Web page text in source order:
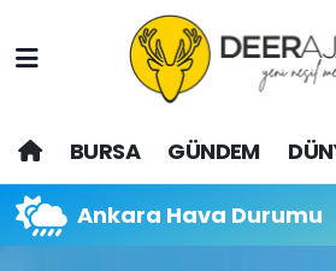
BURSA GÜNDEM
Ankara Hava Durumu
Hava Durumu
Trafik Durumu
Puan Durumu ve Fikstür